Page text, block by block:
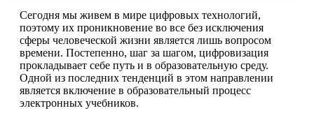
Сегодня мы живем в мире цифровых технологий,
поэтому их проникновение во все без исключения
сферы человеческой жизни является лишь вопросом
времени. Постепенно, шаг за шагом, цифровизация
прокладывает себе путь и в образовательную среду.
Одной из последних тенденций в этом направлении
является включение в образовательный процесс
электронных учебников.